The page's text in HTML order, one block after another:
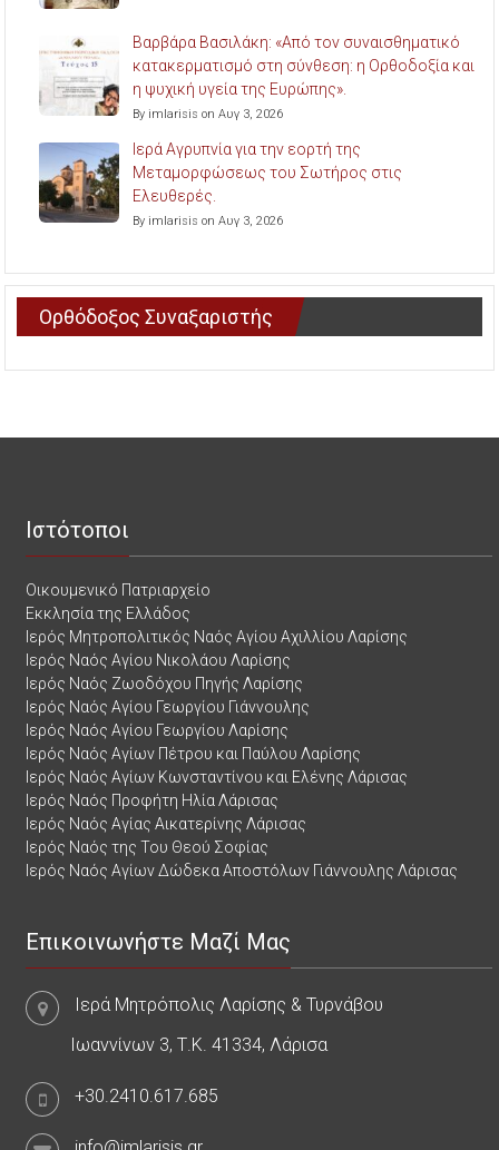
Βαρβάρα Βασιλάκη: «Από τον συναισθηματικό
κατακερματισμό στη σύνθεση: η Ορθοδοξία και
η ψυχική υγεία της Ευρώπης».
By imlarisis on Αυγ 3, 2026
Ιερά Αγρυπνία για την εορτή της
Μεταμορφώσεως του Σωτήρος στις
Ελευθερές.
By imlarisis on Αυγ 3, 2026
Ορθόδοξος Συναξαριστής
Ιστότοποι
Οικουμενικό Πατριαρχείο
Εκκλησία της Ελλάδος
Ιερός Μητροπολιτικός Ναός Αγίου Αχιλλίου Λαρίσης
Ιερός Ναός Αγίου Νικολάου Λαρίσης
Ιερός Ναός Ζωοδόχου Πηγής Λαρίσης
Ιερός Ναός Αγίου Γεωργίου Γιάννουλης
Ιερός Ναός Αγίου Γεωργίου Λαρίσης
Ιερός Ναός Αγίων Πέτρου και Παύλου Λαρίσης
Ιερός Ναός Αγίων Κωνσταντίνου και Ελένης Λάρισας
Ιερός Ναός Προφήτη Ηλία Λάρισας
Ιερός Ναός Αγίας Αικατερίνης Λάρισας
Ιερός Ναός της Του Θεού Σοφίας
Ιερός Ναός Αγίων Δώδεκα Αποστόλων Γιάννουλης Λάρισας
Επικοινωνήστε Μαζί Μας
Ιερά Μητρόπολις Λαρίσης & Τυρνάβου
Ιωαννίνων 3, Τ.Κ. 41334, Λάρισα
+30.2410.617.685